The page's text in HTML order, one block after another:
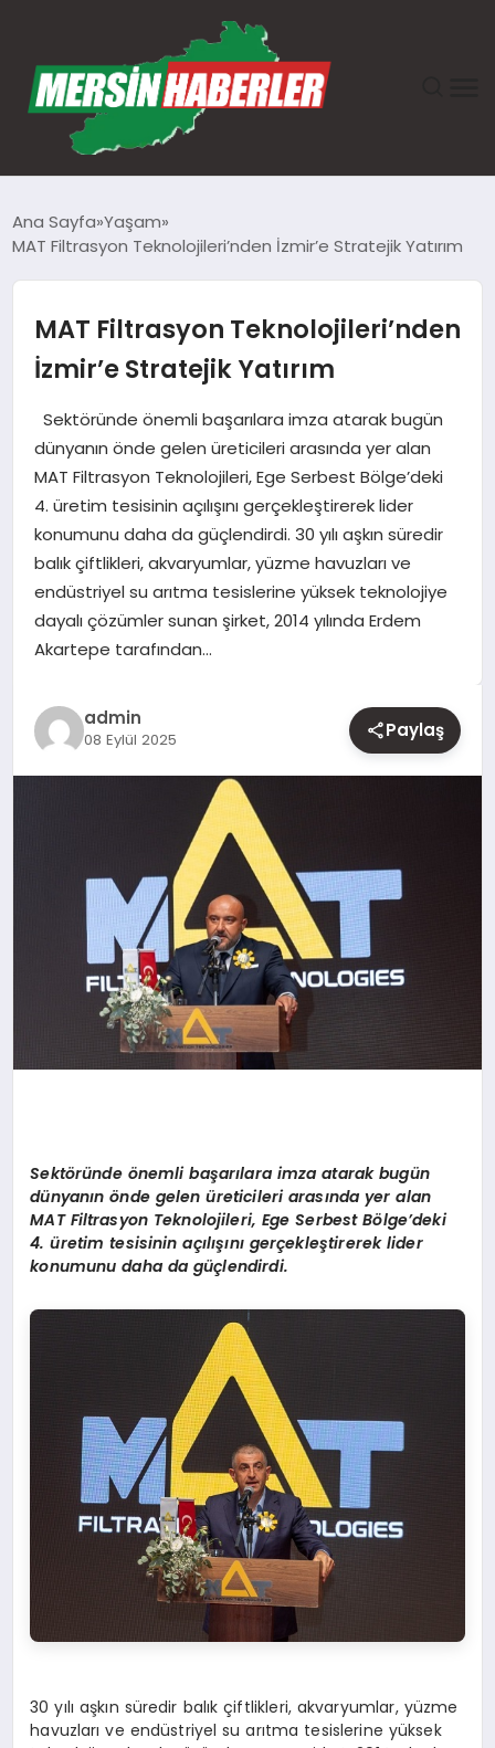
EKONOMI
SAĞLIK
Ana Sayfa Yaşam
MAT Filtrasyon Teknolojileri’nden İzmir’e Stratejik Yatırım
MAT Filtrasyon Teknolojileri’nden
İzmir’e Stratejik Yatırım
Sektöründe önemli başarılara imza atarak bugün
dünyanın önde gelen üreticileri arasında yer alan
MAT Filtrasyon Teknolojileri, Ege Serbest Bölge’deki
4. üretim tesisinin açılışını gerçekleştirerek lider
konumunu daha da güçlendirdi. 30 yılı aşkın süredir
balık çiftlikleri, akvaryumlar, yüzme havuzları ve
endüstriyel su arıtma tesislerine yüksek teknolojiye
dayalı çözümler sunan şirket, 2014 yılında Erdem
Akartepe tarafından…
admin
08 Eylül 2025 Paylaş
Sektöründe önemli başarılara imza atarak bugün
dünyanın önde gelen üreticileri arasında yer alan
MAT Filtrasyon Teknolojileri, Ege Serbest Bölge’deki
4. üretim tesisinin açılışını gerçekleştirerek lider
konumunu daha da güçlendirdi.
30 yılı aşkın süredir balık çiftlikleri, akvaryumlar, yüzme
havuzları ve endüstriyel su arıtma tesislerine yüksek